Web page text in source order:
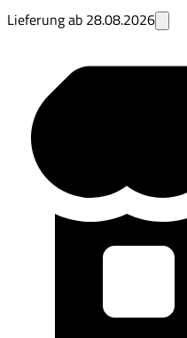
Lieferung ab 28.08.2026